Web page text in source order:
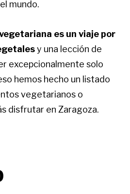
mundo.
es un viaje por
y una lección de
excepcionalmente solo
hemos hecho un listado
vegetarianos o
disfrutar en Zaragoza.